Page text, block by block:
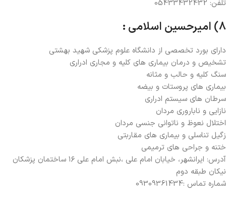
تلفن: 05433432432
8) امیرحسین اسلامی :
داراي بورد تخصصي از دانشگاه علوم پزشکی شهيد بهشتي
تشخيص و درمان بيماري هاي كليه و مجاری ادراری
سنگ كليه و حالب و مثانه
بيماري هاي پروستات و بيضه
سرطان هاي سيستم ادراري
نازايي و ناباروري مردان
اختلال نعوظ و ناتواني جنسي مردان
زگیل تناسلی و بیماری های مقاربتی
ختنه و جراحی های ترمیمی
آدرس: ايرانشهر، خيابان امام علي ،نبش امام علی ۱۶ ساختمان پزشكان
نيكان طبقه دوم
شماره تماس :09309361434